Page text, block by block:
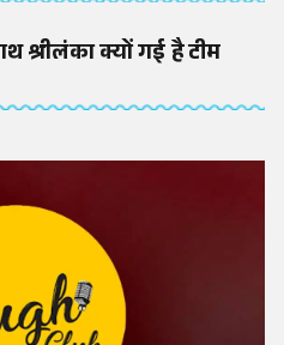
श्रीलंका क्यों गई है टीम